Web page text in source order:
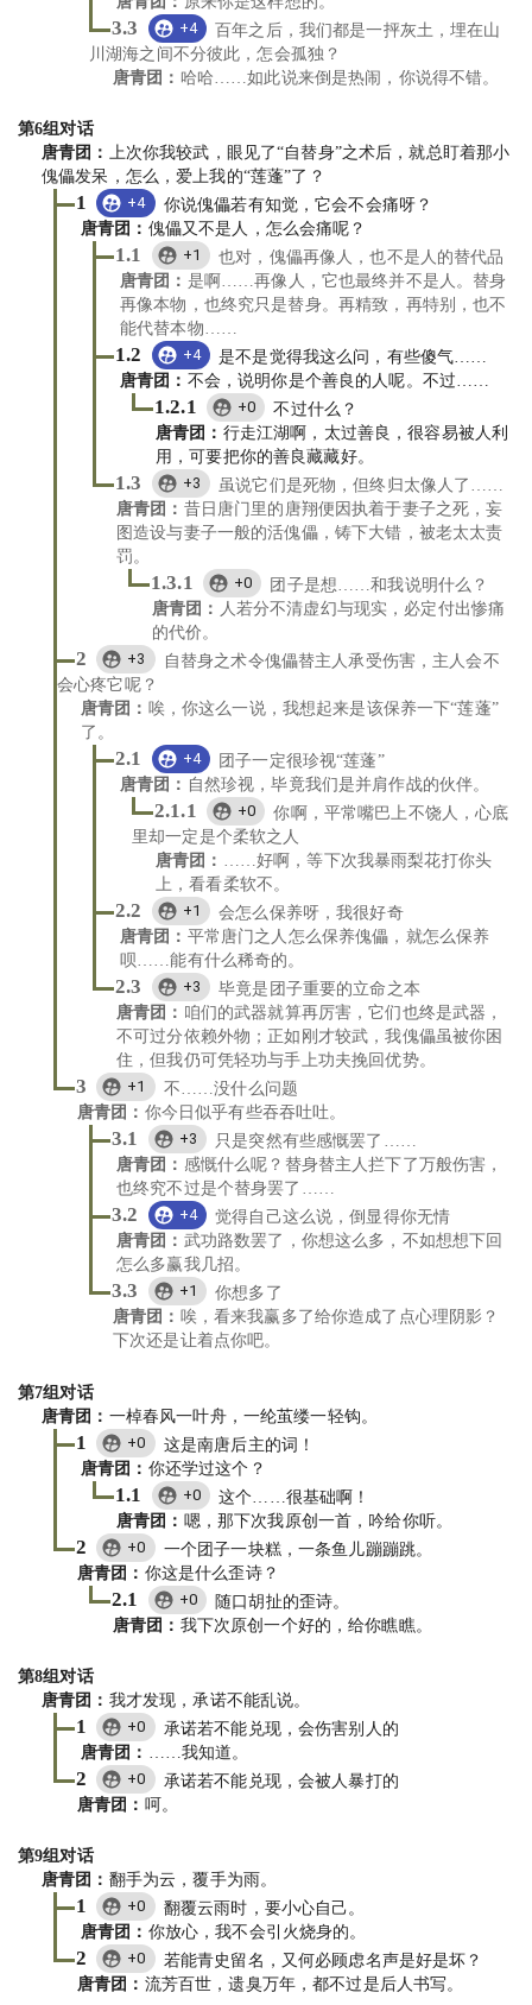
3.3 +4
百年之后，我们都是一抨灰土，埋在山
川湖海之间不分彼此，怎会孤独？
唐青团 ： 哈哈……如此说来倒是热闹，你说得不错。
第6组对话
唐青团 ： 上次你我较武，眼见了“自替身”之术后，就总盯着那小
傀儡发呆，怎么，爱上我的“莲蓬”了？
1 +4
你说傀儡若有知觉，它会不会痛呀？
唐青团 ： 傀儡又不是人，怎么会痛呢？
1.1 +1
也对，傀儡再像人，也不是人的替代品
唐青团 ： 是啊……再像人，它也最终并不是人。替身
再像本物，也终究只是替身。再精致，再特别，也不
能代替本物……
1.2 +4
是不是觉得我这么问，有些傻气……
唐青团 ： 不会，说明你是个善良的人呢。不过……
1.2.1 +0
不过什么？
唐青团 ： 行走江湖啊，太过善良，很容易被人利
用，可要把你的善良藏藏好。
1.3 +3
虽说它们是死物，但终归太像人了……
唐青团 ： 昔日唐门里的唐翔便因执着于妻子之死，妄
图造设与妻子一般的活傀儡，铸下大错，被老太太责
罚。
1.3.1 +0
团子是想……和我说明什么？
唐青团 ： 人若分不清虚幻与现实，必定付出惨痛
的代价。
2 +3
自替身之术令傀儡替主人承受伤害，主人会不
会心疼它呢？
唐青团 ： 唉，你这么一说，我想起来是该保养一下“莲蓬”
了。
2.1 +4
团子一定很珍视“莲蓬”
唐青团 ： 自然珍视，毕竟我们是并肩作战的伙伴。
2.1.1 +0
你啊，平常嘴巴上不饶人，心底
里却一定是个柔软之人
唐青团 ： ……好啊，等下次我暴雨梨花打你头
上，看看柔软不。
2.2 +1
会怎么保养呀，我很好奇
唐青团 ： 平常唐门之人怎么保养傀儡，就怎么保养
呗……能有什么稀奇的。
2.3 +3
毕竟是团子重要的立命之本
唐青团 ： 咱们的武器就算再厉害，它们也终是武器，
不可过分依赖外物；正如刚才较武，我傀儡虽被你困
住，但我仍可凭轻功与手上功夫挽回优势。
3 +1
不……没什么问题
唐青团 ： 你今日似乎有些吞吞吐吐。
3.1 +3
只是突然有些感慨罢了……
唐青团 ： 感慨什么呢？替身替主人拦下了万般伤害，
也终究不过是个替身罢了……
3.2 +4
觉得自己这么说，倒显得你无情
唐青团 ： 武功路数罢了，你想这么多，不如想想下回
怎么多赢我几招。
3.3 +1
你想多了
唐青团 ： 唉，看来我赢多了给你造成了点心理阴影？
下次还是让着点你吧。
第7组对话
唐青团 ： 一棹春风一叶舟，一纶茧缕一轻钩。
1 +0
这是南唐后主的词！
唐青团 ： 你还学过这个？
1.1 +0
这个……很基础啊！
唐青团 ： 嗯，那下次我原创一首，吟给你听。
2 +0
一个团子一块糕，一条鱼儿蹦蹦跳。
唐青团 ： 你这是什么歪诗？
2.1 +0
随口胡扯的歪诗。
唐青团 ： 我下次原创一个好的，给你瞧瞧。
第8组对话
唐青团 ： 我才发现，承诺不能乱说。
1 +0
承诺若不能兑现，会伤害别人的
唐青团 ： ……我知道。
2 +0
承诺若不能兑现，会被人暴打的
唐青团 ： 呵。
第9组对话
唐青团 ： 翻手为云，覆手为雨。
1 +0
翻覆云雨时，要小心自己。
唐青团 ： 你放心，我不会引火烧身的。
2 +0
若能青史留名，又何必顾虑名声是好是坏？
唐青团 ： 流芳百世，遗臭万年，都不过是后人书写。